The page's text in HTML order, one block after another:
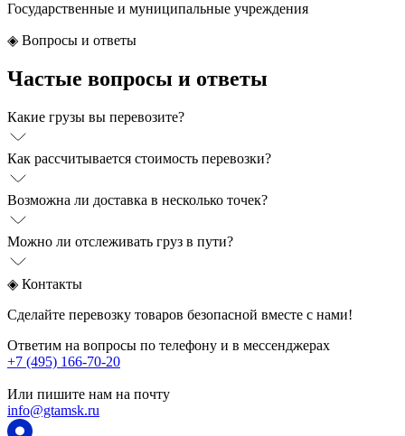
Государственные и муниципальные учреждения
◈ Вопросы и ответы
Частые вопросы и ответы
Какие грузы вы перевозите?
Как рассчитывается стоимость перевозки?
Возможна ли доставка в несколько точек?
Можно ли отслеживать груз в пути?
◈ Контакты
Сделайте перевозку товаров безопасной вместе с нами!
Ответим на вопросы по телефону и в мессенджерах
+7 (495) 166-70-20
Или пишите нам на почту
info@gtamsk.ru